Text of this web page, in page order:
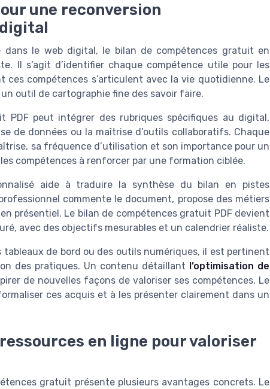
une reconversion
dans le web digital, le bilan de compétences gratuit en
Il s’agit d’identifier chaque compétence utile pour les
compétences s’articulent avec la vie quotidienne. Le
outil de cartographie fine des savoir faire.
PDF peut intégrer des rubriques spécifiques au digital,
de données ou la maîtrise d’outils collaboratifs. Chaque
sa fréquence d’utilisation et son importance pour un
compétences à renforcer par une formation ciblée.
aide à traduire la synthèse du bilan en pistes
commente le document, propose des métiers
présentiel. Le bilan de compétences gratuit PDF devient
avec des objectifs mesurables et un calendrier réaliste.
de bord ou des outils numériques, il est pertinent
des pratiques. Un contenu détaillant l’optimisation de
de nouvelles façons de valoriser ses compétences. Le
ces acquis et à les présenter clairement dans un
en ligne pour valoriser
gratuit présente plusieurs avantages concrets. Le